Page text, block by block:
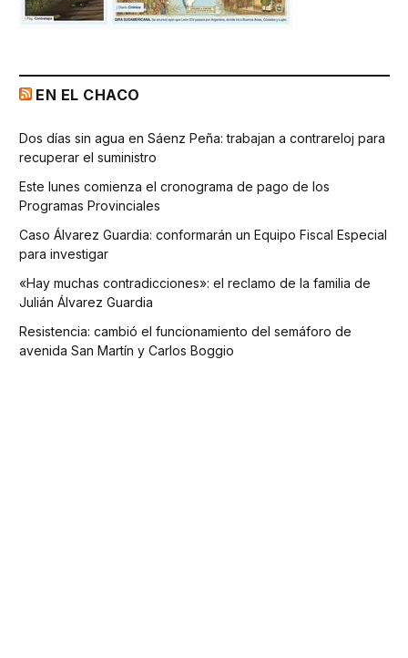
EN EL CHACO
Dos días sin agua en Sáenz Peña: trabajan a contrareloj para
recuperar el suministro
Este lunes comienza el cronograma de pago de los
Programas Provinciales
Caso Álvarez Guardia: conformarán un Equipo Fiscal Especial
para investigar
«Hay muchas contradicciones»: el reclamo de la familia de
Julián Álvarez Guardia
Resistencia: cambió el funcionamiento del semáforo de
avenida San Martín y Carlos Boggio